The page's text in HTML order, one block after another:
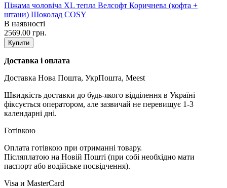
Піжама чоловіча XL тепла Велсофт Коричнева (кофта +
штани) Шоколад COSY
В наявності
2569.00 грн.
Купити
Доставка і оплата
Доставка Нова Пошта, УкрПошта, Meest
Швидкість доставки до будь-якого відділення в Україні
фіксується оператором, але зазвичай не перевищує 1-3
календарні дні.
Готівкою
Оплата готівкою при отриманні товару.
Післяплатою на Новій Пошті (при собі необхідно мати
паспорт або водійське посвідчення).
Visa и MasterCard